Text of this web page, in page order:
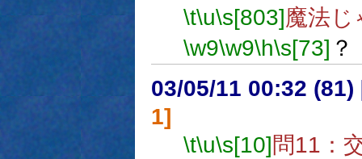
\t\u\s[803]魔法じ
\w9\w9\h\s[73] ？
03/05/11 00:32 (81)
1]
\t\u\s[10]問11：